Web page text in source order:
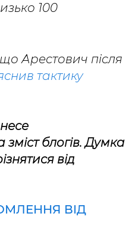
100
Арестович після
тактику
зміст блогів. Думка
від
ВІД